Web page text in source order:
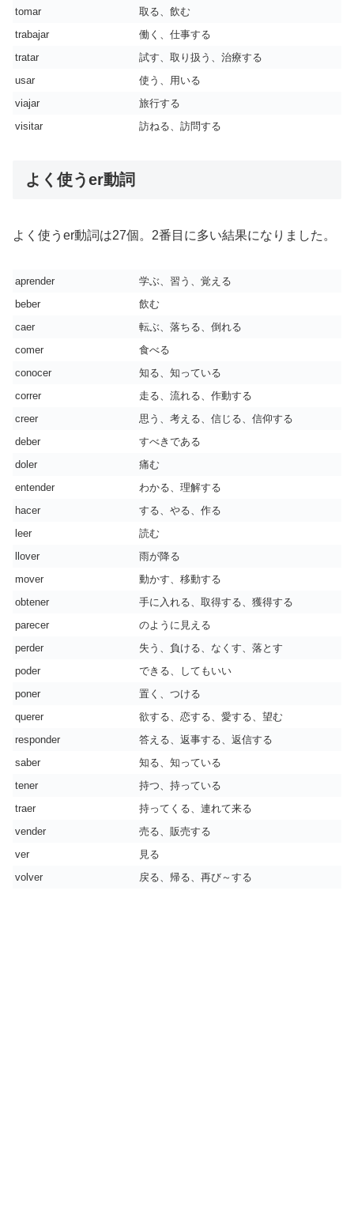
tomar
取る、飲む
trabajar
働く、仕事する
tratar
試す、取り扱う、治療する
usar
使う、用いる
viajar
旅行する
visitar
訪ねる、訪問する
よく使うer動詞
よく使うer動詞は27個。2番目に多い結果になりました。
aprender
学ぶ、習う、覚える
beber
飲む
caer
転ぶ、落ちる、倒れる
comer
食べる
conocer
知る、知っている
correr
走る、流れる、作動する
creer
思う、考える、信じる、信仰する
deber
すべきである
doler
痛む
entender
わかる、理解する
hacer
する、やる、作る
leer
読む
llover
雨が降る
mover
動かす、移動する
obtener
手に入れる、取得する、獲得する
parecer
のように見える
perder
失う、負ける、なくす、落とす
poder
できる、してもいい
poner
置く、つける
querer
欲する、恋する、愛する、望む
responder
答える、返事する、返信する
saber
知る、知っている
tener
持つ、持っている
traer
持ってくる、連れて来る
vender
売る、販売する
ver
見る
volver
戻る、帰る、再び～する